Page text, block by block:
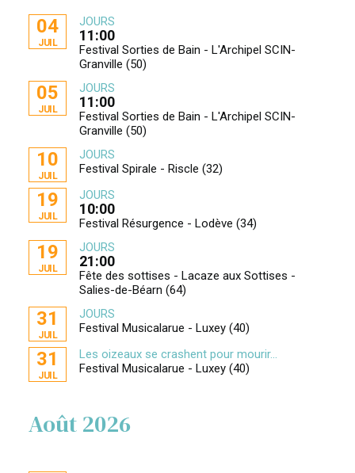
04
JUIL
JOURS
11:00
Festival Sorties de Bain - L'Archipel SCIN-
Granville (50)
05
JUIL
JOURS
11:00
Festival Sorties de Bain - L'Archipel SCIN-
Granville (50)
10
JUIL
JOURS
Festival Spirale - Riscle (32)
19
JUIL
JOURS
10:00
Festival Résurgence - Lodève (34)
19
JUIL
JOURS
21:00
Fête des sottises - Lacaze aux Sottises -
Salies-de-Béarn (64)
31
JUIL
JOURS
Festival Musicalarue - Luxey (40)
31
JUIL
Les oizeaux se crashent pour mourir...
Festival Musicalarue - Luxey (40)
Août 2026